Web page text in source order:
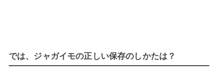
では、ジャガイモの正しい保存のしかたは？